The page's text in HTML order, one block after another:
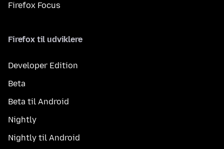
Firefox Focus
Firefox til udviklere
Developer Edition
Beta
Beta til Android
Nightly
Nightly til Android